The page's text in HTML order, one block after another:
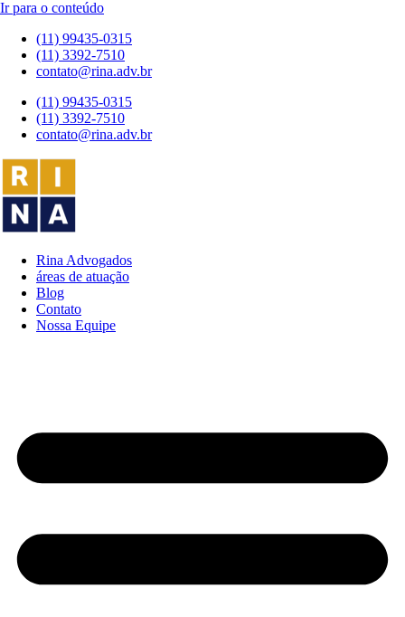
Ir para o conteúdo
(11) 99435-0315
(11) 3392-7510
contato@rina.adv.br
(11) 99435-0315
(11) 3392-7510
contato@rina.adv.br
Rina Advogados
áreas de atuação
Blog
Contato
Nossa Equipe